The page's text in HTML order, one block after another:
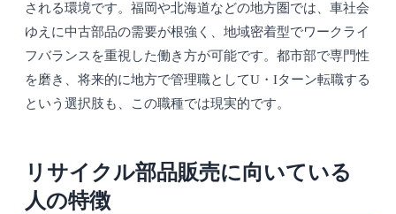
される環境です。福岡や北海道などの地方圏では、車社会
ゆえに中古部品の需要が根強く、地域密着型でワークライ
フバランスを重視した働き方が可能です。都市部で専門性
を磨き、将来的に地方で管理職としてU・Iターン転職する
という選択肢も、この職種では現実的です。
リサイクル部品販売に向いている
人の特徴